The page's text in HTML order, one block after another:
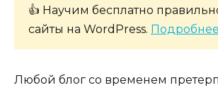
👍 Научим бесплатно
сайты на WordPress.
Любой блог со временем